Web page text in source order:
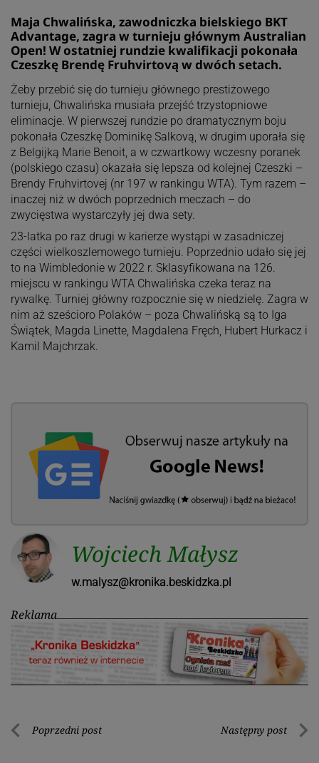
Maja Chwalińska, zawodniczka bielskiego BKT
Advantage, zagra w turnieju głównym Australian
Open! W ostatniej rundzie kwalifikacji pokonała
Czeszkę Brendę Fruhvirtovą w dwóch setach.
Żeby przebić się do turnieju głównego prestiżowego
turnieju, Chwalińska musiała przejść trzystopniowe
eliminacje. W pierwszej rundzie po dramatycznym boju
pokonała Czeszkę Dominikę Salkovą, w drugim uporała się
z Belgijką Marie Benoit, a w czwartkowy wczesny poranek
(polskiego czasu) okazała się lepsza od kolejnej Czeszki –
Brendy Fruhvirtovej (nr 197 w rankingu WTA). Tym razem –
inaczej niż w dwóch poprzednich meczach – do
zwycięstwa wystarczyły jej dwa sety.
23-latka po raz drugi w karierze wystąpi w zasadniczej
części wielkoszlemowego turnieju. Poprzednio udało się jej
to na Wimbledonie w 2022 r. Sklasyfikowana na 126.
miejscu w rankingu WTA Chwalińska czeka teraz na
rywalkę. Turniej główny rozpocznie się w niedzielę. Zagra w
nim aż sześcioro Polaków – poza Chwalińską są to Iga
Świątek, Magda Linette, Magdalena Fręch, Hubert Hurkacz i
Kamil Majchrzak.
Wojciech Małysz
w.malysz@kronika.beskidzka.pl
Reklama
Nawigacja
Poprzedni post Następny post